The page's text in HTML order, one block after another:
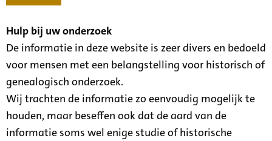
Hulp bij uw onderzoek
De informatie in deze website is zeer divers en bedoeld
voor mensen met een belangstelling voor historisch of
genealogisch onderzoek.
Wij trachten de informatie zo eenvoudig mogelijk te
houden, maar beseffen ook dat de aard van de
informatie soms wel enige studie of historische